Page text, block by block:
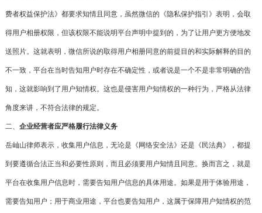
费者权益保护法》都要求知情且同意，虽然微信的《隐私保护指引》表明，会取
得用户相册权限，但该权限不能说明平台声明中提到的，为了让用户更方便地发
送照片。这就表明，微信所说的取得用户相册同意的前提目的和实际解释的目的
不一致，平台在当时告知用户时存在不确定性，或者说是一个不是非常明确的告
知，这就影响到了用户知情权。这也是侵害用户知情权的一种行为，严格从法律
角度来讲，不符合法律的规定。
二、 企业经营者应严格履行法律义务
岳屾山律师表示，收集用户信息，无论是《网络安全法》还是《民法典》，都提
到要遵循合法正当和必要性原则，而且必须要用户知情且同意。换而言之，就是
平台在收集用户信息时，需要告知用户信息的具体用途。如果是用于体验用途，
需要告知用户；用于商业用途，平台也要告知用户，这属于保障用户知情权的范